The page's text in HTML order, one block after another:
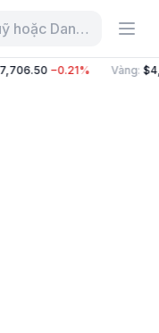
hoặc Danh mục
−0.21% Vàng: